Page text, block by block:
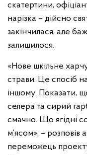
скатертини,
нарізка – дійсно
закінчилася, але
залишилося.
«Нове шкільне
страви. Це спосіб
іншому. Показати,
селера та сирий
смачно. Що ягідні
м’ясом», – розповів
переможець